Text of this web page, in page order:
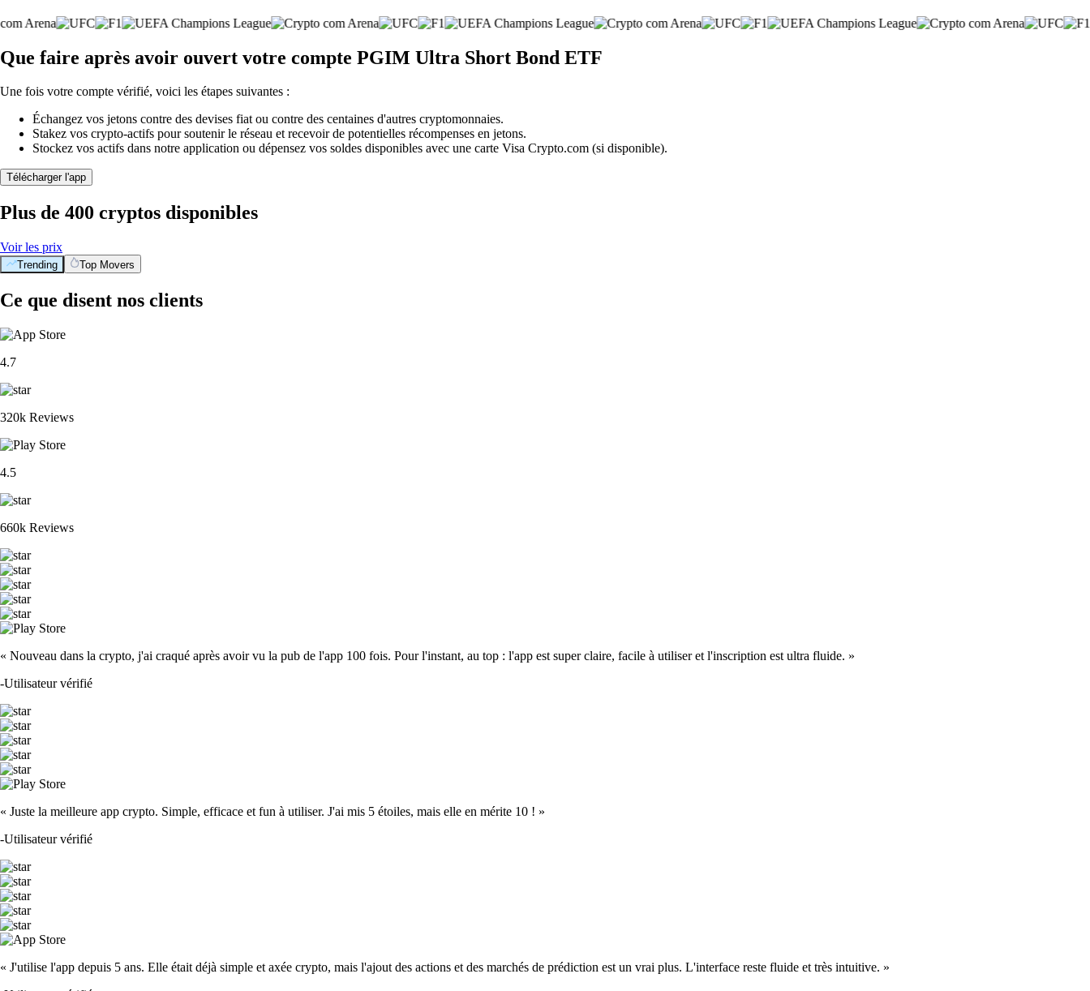
Que faire après avoir ouvert votre compte PGIM Ultra Short Bond ETF
Une fois votre compte vérifié, voici les étapes suivantes :
Échangez vos jetons contre des devises fiat ou contre des centaines d'autres cryptomonnaies.
Stakez vos crypto-actifs pour soutenir le réseau et recevoir de potentielles récompenses en jetons.
Stockez vos actifs dans notre application ou dépensez vos soldes disponibles avec une carte Visa Crypto.com (si disponible).
Télécharger l'app
Plus de 400 cryptos disponibles
Voir les prix
Trending Top Movers
Ce que disent nos clients
4.7
320k Reviews
4.5
660k Reviews
« Nouveau dans la crypto, j'ai craqué après avoir vu la pub de l'app 100 fois. Pour l'instant, au top : l'app est super claire, facile à utiliser et l'inscription est ultra fluide. »
-Utilisateur vérifié
« Juste la meilleure app crypto. Simple, efficace et fun à utiliser. J'ai mis 5 étoiles, mais elle en mérite 10 ! »
-Utilisateur vérifié
« J'utilise l'app depuis 5 ans. Elle était déjà simple et axée crypto, mais l'ajout des actions et des marchés de prédiction est un vrai plus. L'interface reste fluide et très intuitive. »